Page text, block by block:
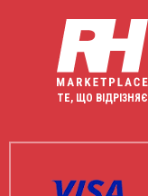
ТЕ, ЩО ВІДРІЗНЯЄ